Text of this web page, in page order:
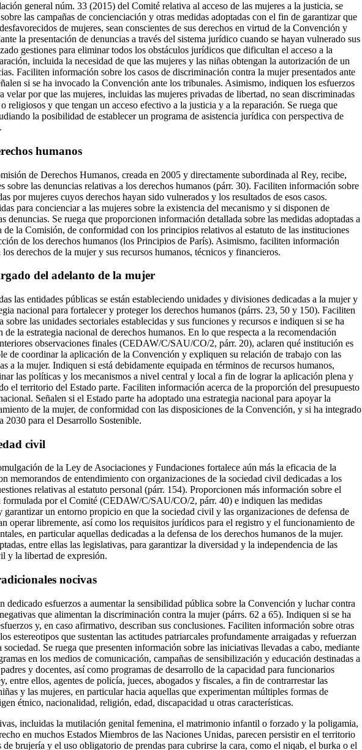
general núm. 33 (2015) del Comité relativa al acceso de las mujeres a la justicia, se
las campañas de concienciación y otras medidas adoptadas con el fin de garantizar que
de mujeres, sean conscientes de sus derechos en virtud de la Convención y
la presentación de denuncias a través del sistema jurídico cuando se hayan vulnerado sus
gestiones para eliminar todos los obstáculos jurídicos que dificultan el acceso a la
incluida la necesidad de que las mujeres y las niñas obtengan la autorización de un
Faciliten información sobre los casos de discriminación contra la mujer presentados ante
si se ha invocado la Convención ante los tribunales. Asimismo, indiquen los esfuerzos
velar por que las mujeres, incluidas las mujeres privadas de libertad, no sean discriminadas
religiosos y que tengan un acceso efectivo a la justicia y a la reparación. Se ruega que
la posibilidad de establecer un programa de asistencia jurídica con perspectiva de
humanos
de Derechos Humanos, creada en 2005 y directamente subordinada al Rey, recibe,
sobre las denuncias relativas a los derechos humanos (párr. 30). Faciliten información sobre
por mujeres cuyos derechos hayan sido vulnerados y los resultados de esos casos.
para concienciar a las mujeres sobre la existencia del mecanismo y si disponen de
denuncias. Se ruega que proporcionen información detallada sobre las medidas adoptadas a
de la Comisión, de conformidad con los principios relativos al estatuto de las instituciones
de los derechos humanos (los Principios de París). Asimismo, faciliten información
derechos de la mujer y sus recursos humanos, técnicos y financieros.
del adelanto de la mujer
las entidades públicas se están estableciendo unidades y divisiones dedicadas a la mujer y
nacional para fortalecer y proteger los derechos humanos (párrs. 23, 50 y 150). Faciliten
las unidades sectoriales establecidas y sus funciones y recursos e indiquen si se ha
la estrategia nacional de derechos humanos. En lo que respecta a la recomendación
observaciones finales (CEDAW/C/SAU/CO/2, párr. 20), aclaren qué institución es
de coordinar la aplicación de la Convención y expliquen su relación de trabajo con las
a la mujer. Indiquen si está debidamente equipada en términos de recursos humanos,
las políticas y los mecanismos a nivel central y local a fin de lograr la aplicación plena y
el territorio del Estado parte. Faciliten información acerca de la proporción del presupuesto
Señalen si el Estado parte ha adoptado una estrategia nacional para apoyar la
de la mujer, de conformidad con las disposiciones de la Convención, y si ha integrado
2030 para el Desarrollo Sostenible.
civil
de la Ley de Asociaciones y Fundaciones fortalece aún más la eficacia de la
memorandos de entendimiento con organizaciones de la sociedad civil dedicadas a los
relativas al estatuto personal (párr. 154). Proporcionen más información sobre el
formulada por el Comité (CEDAW/C/SAU/CO/2, párr. 40) e indiquen las medidas
garantizar un entorno propicio en que la sociedad civil y las organizaciones de defensa de
operar libremente, así como los requisitos jurídicos para el registro y el funcionamiento de
en particular aquellas dedicadas a la defensa de los derechos humanos de la mujer.
entre ellas las legislativas, para garantizar la diversidad y la independencia de las
y la libertad de expresión.
nocivas
dedicado esfuerzos a aumentar la sensibilidad pública sobre la Convención y luchar contra
que alimentan la discriminación contra la mujer (párrs. 62 a 65). Indiquen si se ha
y, en caso afirmativo, describan sus conclusiones. Faciliten información sobre otras
estereotipos que sustentan las actitudes patriarcales profundamente arraigadas y refuerzan
Se ruega que presenten información sobre las iniciativas llevadas a cabo, mediante
en los medios de comunicación, campañas de sensibilización y educación destinadas a
y docentes, así como programas de desarrollo de la capacidad para funcionarios
entre ellos, agentes de policía, jueces, abogados y fiscales, a fin de contrarrestar las
y las mujeres, en particular hacia aquellas que experimentan múltiples formas de
étnico, nacionalidad, religión, edad, discapacidad u otras características.
incluidas la mutilación genital femenina, el matrimonio infantil o forzado y la poligamia,
en muchos Estados Miembros de las Naciones Unidas, parecen persistir en el territorio
de brujería y el uso obligatorio de prendas para cubrirse la cara, como el niqab, el burka o el